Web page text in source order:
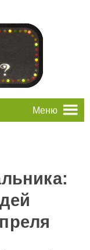
Меню